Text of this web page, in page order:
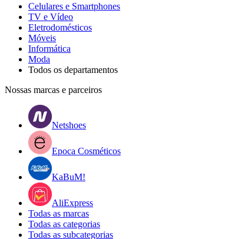
Celulares e Smartphones
TV e Vídeo
Eletrodomésticos
Móveis
Informática
Moda
Todos os departamentos
Nossas marcas e parceiros
Netshoes
Epoca Cosméticos
KaBuM!
AliExpress
Todas as marcas
Todas as categorias
Todas as subcategorias